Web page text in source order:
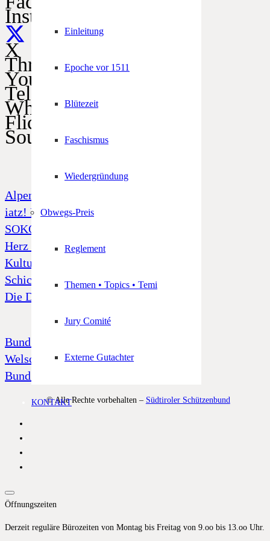
Einleitung
Epoche vor 1511
Blütezeit
Faschismus
Wiedergründung
Obwegs-Preis
Reglement
Themen • Topics • Temi
Jury Comité
Externe Gutachter
KONTAKT
Instagram
X
Threads
YouTube
Telegram
WhatsApp
Flickr
SoundCloud
Alpenregionstreffen
iatz! Freiheit und Unabhängigkeit
SOKO Tatort „Alto Adige“
Herz Jesu Notfonds
Kulturfonds
Schicksal 39
Die Dornenkrone
Bund Tiroler Schützenkompanien
Welschtiroler Schützenbund
Bund Bayerischen Gebirgsschützen
© Alle Rechte vorbehalten – Südtiroler Schützenbund
Öffnungszeiten
Derzeit reguläre Bürozeiten von Montag bis Freitag von 9.oo bis 13.oo Uhr.